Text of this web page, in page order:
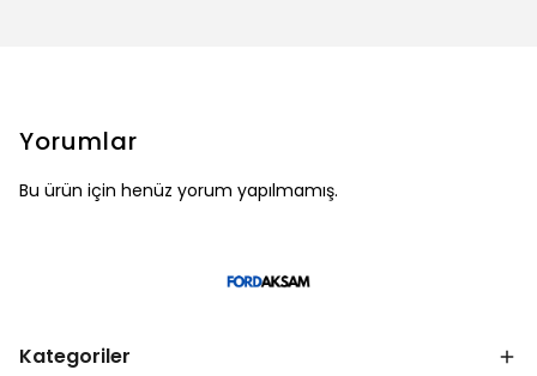
Yorumlar
Bu ürün için henüz yorum yapılmamış.
Kategoriler